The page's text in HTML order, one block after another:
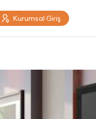
Kurumsal Giriş